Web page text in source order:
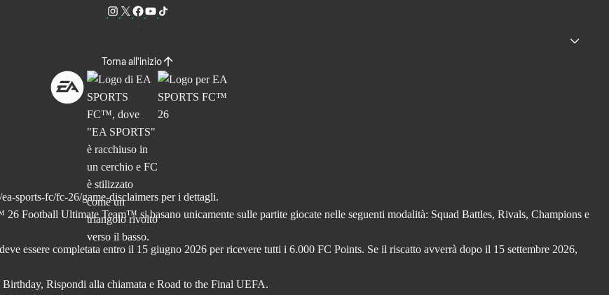
Torna all'inizio
sports-fc/fc-26/game-disclaimers per i dettagli.
Football Ultimate Team™ si basano unicamente sulle partite giocate nelle seguenti modalità: Squad Battles, Rivals, Champions e
essere completata entro il 15 giugno 2026 per ricevere tutti i 6.000 FC Points. Se il riscatto avverrà dopo il 15 settembre 2026,
Rispondi alla chiamata e Road to the Final UEFA.